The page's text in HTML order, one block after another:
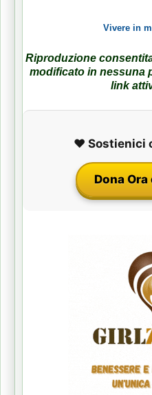
Vivere in
Riproduzione
modificato in nessuna
link
❤️ Sostienici
Dona Ora